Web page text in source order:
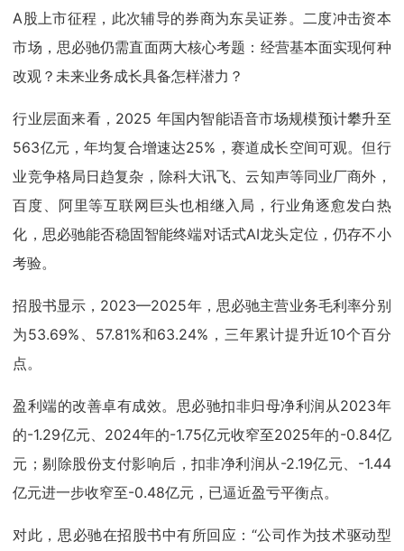
A股上市征程，此次辅导的券商为东吴证券。二度冲击资本
市场，思必驰仍需直面两大核心考题：经营基本面实现何种
改观？未来业务成长具备怎样潜力？
行业层面来看，2025 年国内智能语音市场规模预计攀升至
563亿元，年均复合增速达25%，赛道成长空间可观。但行
业竞争格局日趋复杂，除科大讯飞、云知声等同业厂商外，
百度、阿里等互联网巨头也相继入局，行业角逐愈发白热
化，思必驰能否稳固智能终端对话式AI龙头定位，仍存不小
考验。
招股书显示，2023—2025年，思必驰主营业务毛利率分别
为53.69%、57.81%和63.24%，三年累计提升近10个百分
点。
盈利端的改善卓有成效。思必驰扣非归母净利润从2023年
的-1.29亿元、2024年的-1.75亿元收窄至2025年的-0.84亿
元；剔除股份支付影响后，扣非净利润从-2.19亿元、-1.44
亿元进一步收窄至-0.48亿元，已逼近盈亏平衡点。
对此，思必驰在招股书中有所回应：“公司作为技术驱动型